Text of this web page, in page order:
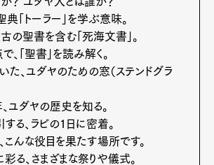
典「トーラー」を学ぶ意味。
の聖書を含む「死海文書」。
、「聖書」を読み解く。
た、ユダヤのための窓（ステンドグラ
ユダヤの歴史を知る。
る、ラビの1日に密着。
こんな役目を果たす場所です。
る、さまざまな祭りや儀式。